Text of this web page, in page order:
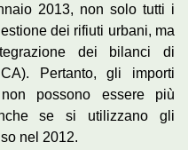
2013, non solo tutti i
dei rifiuti urbani, ma
dei bilanci di
Pertanto, gli importi
possono essere più
se si utilizzano gli
nel 2012.